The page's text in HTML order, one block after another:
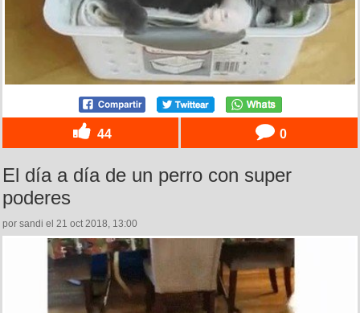
44 0
El día a día de un perro con super
poderes
por sandi el 21 oct 2018, 13:00